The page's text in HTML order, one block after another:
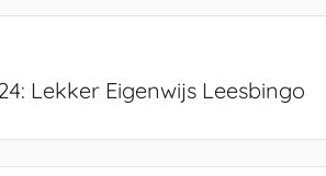
Lekker Eigenwijs Leesbingo